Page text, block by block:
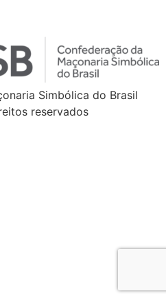
Simbólica do Brasil
reservados